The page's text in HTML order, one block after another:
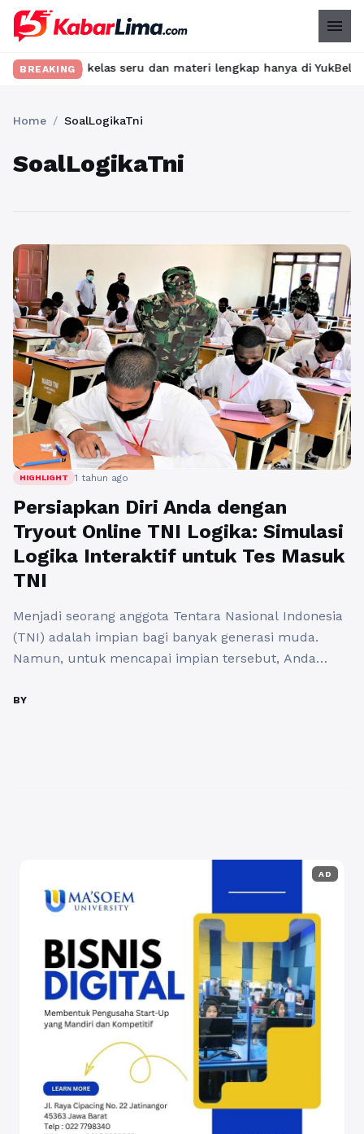
menu
BREAKING
kelas seru dan materi lengkap hanya di
Home / SoalLogikaTni
SoalLogikaTni
HIGHLIGHT 1 tahun ago
Persiapkan Diri Anda dengan
Tryout Online TNI Logika: Simulasi
Logika Interaktif untuk Tes Masuk
TNI
Menjadi seorang anggota Tentara Nasional Indonesia
(TNI) adalah impian bagi banyak generasi muda.
Namun, untuk mencapai impian tersebut, Anda
Salah satu bagian penting dari proses seleksi adalah
BY
AD